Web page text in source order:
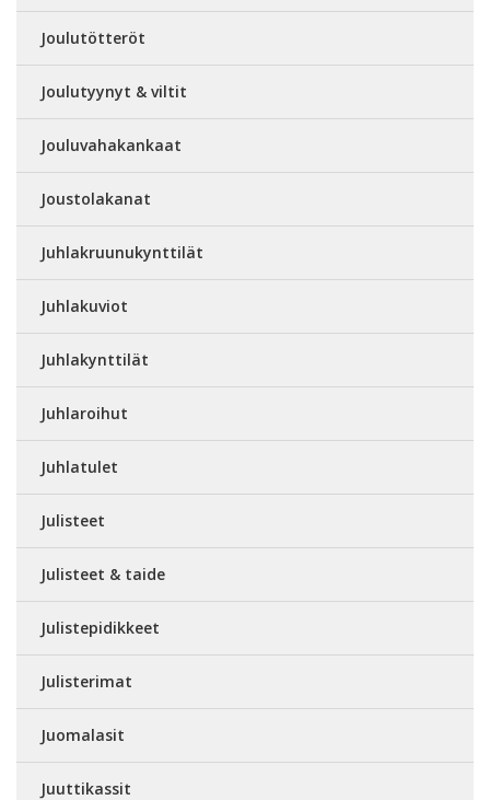
Joulutötteröt
Joulutyynyt & viltit
Jouluvahakankaat
Joustolakanat
Juhlakruunukynttilät
Juhlakuviot
Juhlakynttilät
Juhlaroihut
Juhlatulet
Julisteet
Julisteet & taide
Julistepidikkeet
Julisterimat
Juomalasit
Juuttikassit